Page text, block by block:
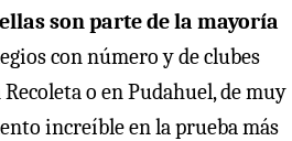
son parte de la mayoría
con número y de clubes
o en Pudahuel, de muy
increíble en la prueba más